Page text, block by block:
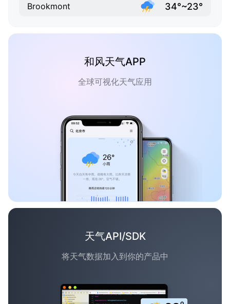
Brookmont 34°~23°
和风天气APP
全球可视化天气应用
天气API/SDK
将天气数据加入到你的产品中